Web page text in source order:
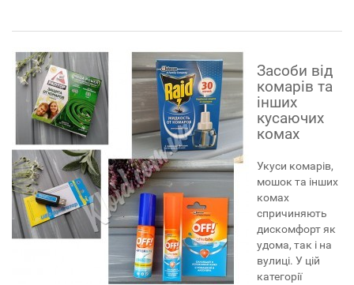
Засоби від
комарів та
інших
кусаючих
комах
Укуси комарів,
мошок та інших
комах
спричиняють
дискомфорт як
удома, так і на
вулиці. У цій
категорії